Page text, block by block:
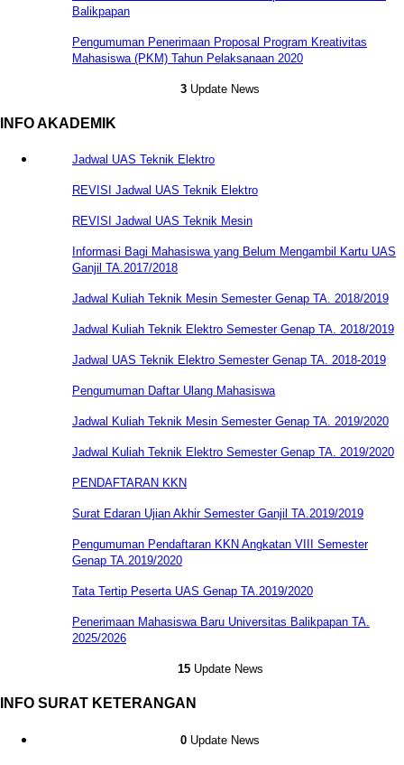
Balikpapan
Pengumuman Penerimaan Proposal Program Kreativitas
Mahasiswa (PKM) Tahun Pelaksanaan 2020
3 Update News
INFO AKADEMIK
Jadwal UAS Teknik Elektro
REVISI Jadwal UAS Teknik Elektro
REVISI Jadwal UAS Teknik Mesin
Informasi Bagi Mahasiswa yang Belum Mengambil Kartu UAS
Ganjil TA.2017/2018
Jadwal Kuliah Teknik Mesin Semester Genap TA. 2018/2019
Jadwal Kuliah Teknik Elektro Semester Genap TA. 2018/2019
Jadwal UAS Teknik Elektro Semester Genap TA. 2018-2019
Pengumuman Daftar Ulang Mahasiswa
Jadwal Kuliah Teknik Mesin Semester Genap TA. 2019/2020
Jadwal Kuliah Teknik Elektro Semester Genap TA. 2019/2020
PENDAFTARAN KKN
Surat Edaran Ujian Akhir Semester Ganjil TA.2019/2019
Pengumuman Pendaftaran KKN Angkatan VIII Semester
Genap TA.2019/2020
Tata Tertip Peserta UAS Genap TA.2019/2020
Penerimaan Mahasiswa Baru Universitas Balikpapan TA.
2025/2026
15 Update News
INFO SURAT KETERANGAN
0 Update News